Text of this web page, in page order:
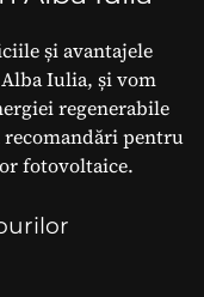
și avantajele
Iulia, și vom
regenerabile
recomandări pentru
fotovoltaice.